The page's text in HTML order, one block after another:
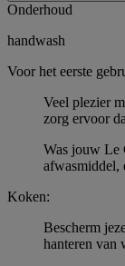
Onderhoud
handwash
Voor het eerste
Veel plezier
zorg ervoor
Was jouw Le
afwasmiddel,
Koken:
Bescherm
hanteren van